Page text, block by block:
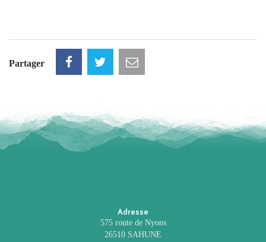
Partager
Adresse
575 route de Nyons
26510 SAHUNE